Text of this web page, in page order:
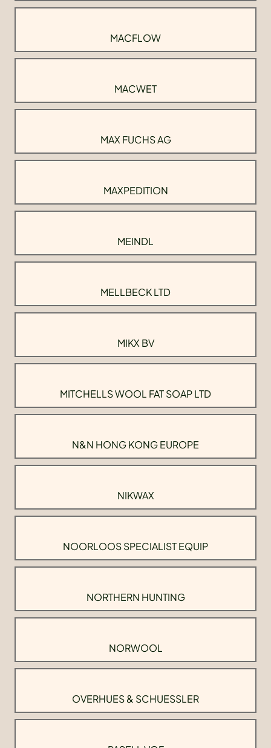
MACFLOW
MACWET
MAX FUCHS AG
MAXPEDITION
MEINDL
MELLBECK LTD
MIKX BV
MITCHELLS WOOL FAT SOAP LTD
N&N HONG KONG EUROPE
NIKWAX
NOORLOOS SPECIALIST EQUIP
NORTHERN HUNTING
NORWOOL
OVERHUES & SCHUESSLER